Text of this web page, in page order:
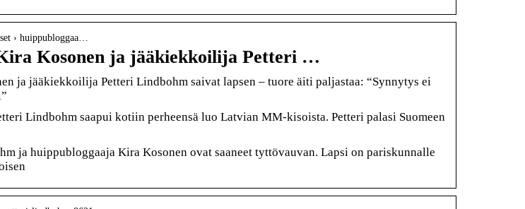
› huippubloggaa…
Kosonen ja jääkiekkoilija Petteri …
ja jääkiekkoilija Petteri Lindbohm saivat lapsen – tuore äiti paljastaa: “Synnytys ei
Lindbohm saapui kotiin perheensä luo Latvian MM-kisoista. Petteri palasi Suomeen
ja huippubloggaaja Kira Kosonen ovat saaneet tyttövauvan. Lapsi on pariskunnalle